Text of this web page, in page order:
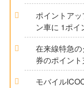
ポイントア
ン車に 1ポイ
在来線特急
券のポイン
モバイル